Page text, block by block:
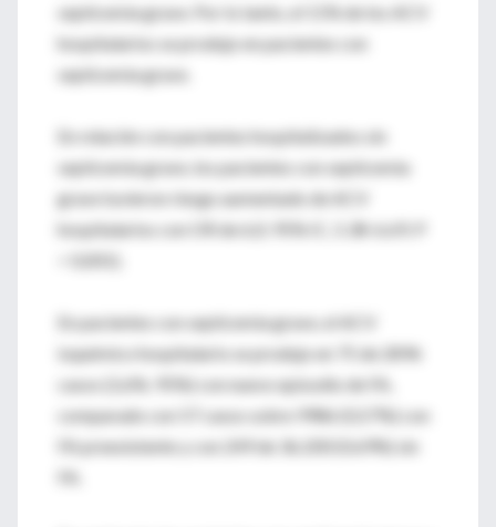
septicemia grave. Por lo tanto, el 11% de los ACV
hospitalarios se produjo en pacientes con
septicemia grave.
En relación con pacientes hospitalizados sin
septicemia grave, los pacientes con septicemia
grave tuvieron riesgo aumentado de ACV
hospitalarios con OR de 6,0; 95% IC, 5.38-6.69; P
< 0,001).
En pacientes con septicemia grave, el ACV
isquémico hospitalario se produjo en 75 de 2896
casos (2,6%; 95%) con nuevo episodio de FA,
comparado con 57 casos sobre 9986 (0,57%) con
FA preexistente y con 249 de 36.200 (0.69%) sin